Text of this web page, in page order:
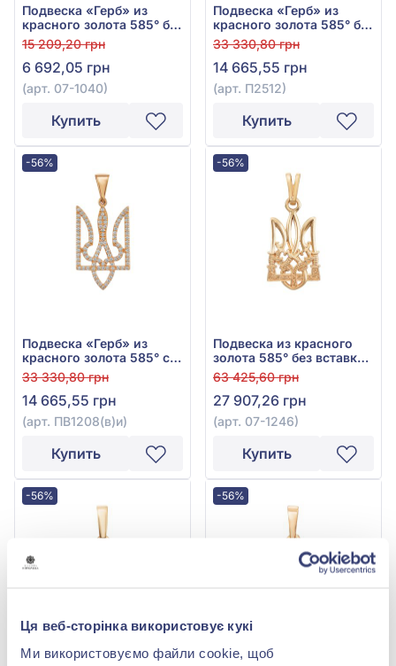
Ця веб-сторінка використовує кукі
Ми використовуємо файли cookie, щоб
Подвеска «Герб» из
красного золота 585° без
вставки, арт. 07-1040
15 209,20 грн
6 692,05 грн
(арт. 07-1040)
Купить
Подвеска «Герб» из
красного золота 585° без
вставки, арт. П2512
33 330,80 грн
14 665,55 грн
(арт. П2512)
Купить
-56%
Подвеска «Герб» из
красного золота 585° с
фианитом/куб.
цирконием, арт.
ПВ1208(в)и
33 330,80 грн
14 665,55 грн
(арт. ПВ1208(в)и)
Купить
-56%
Подвеска из красного
золота 585° без вставки,
арт. 07-1246
63 425,60 грн
27 907,26 грн
(арт. 07-1246)
Купить
-56% -56%